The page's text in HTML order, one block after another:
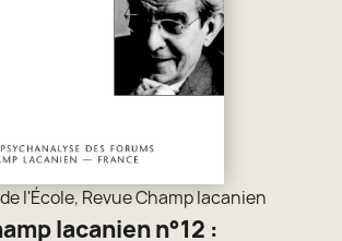
l'École, Revue Champ lacanien
lacanien n°12 :